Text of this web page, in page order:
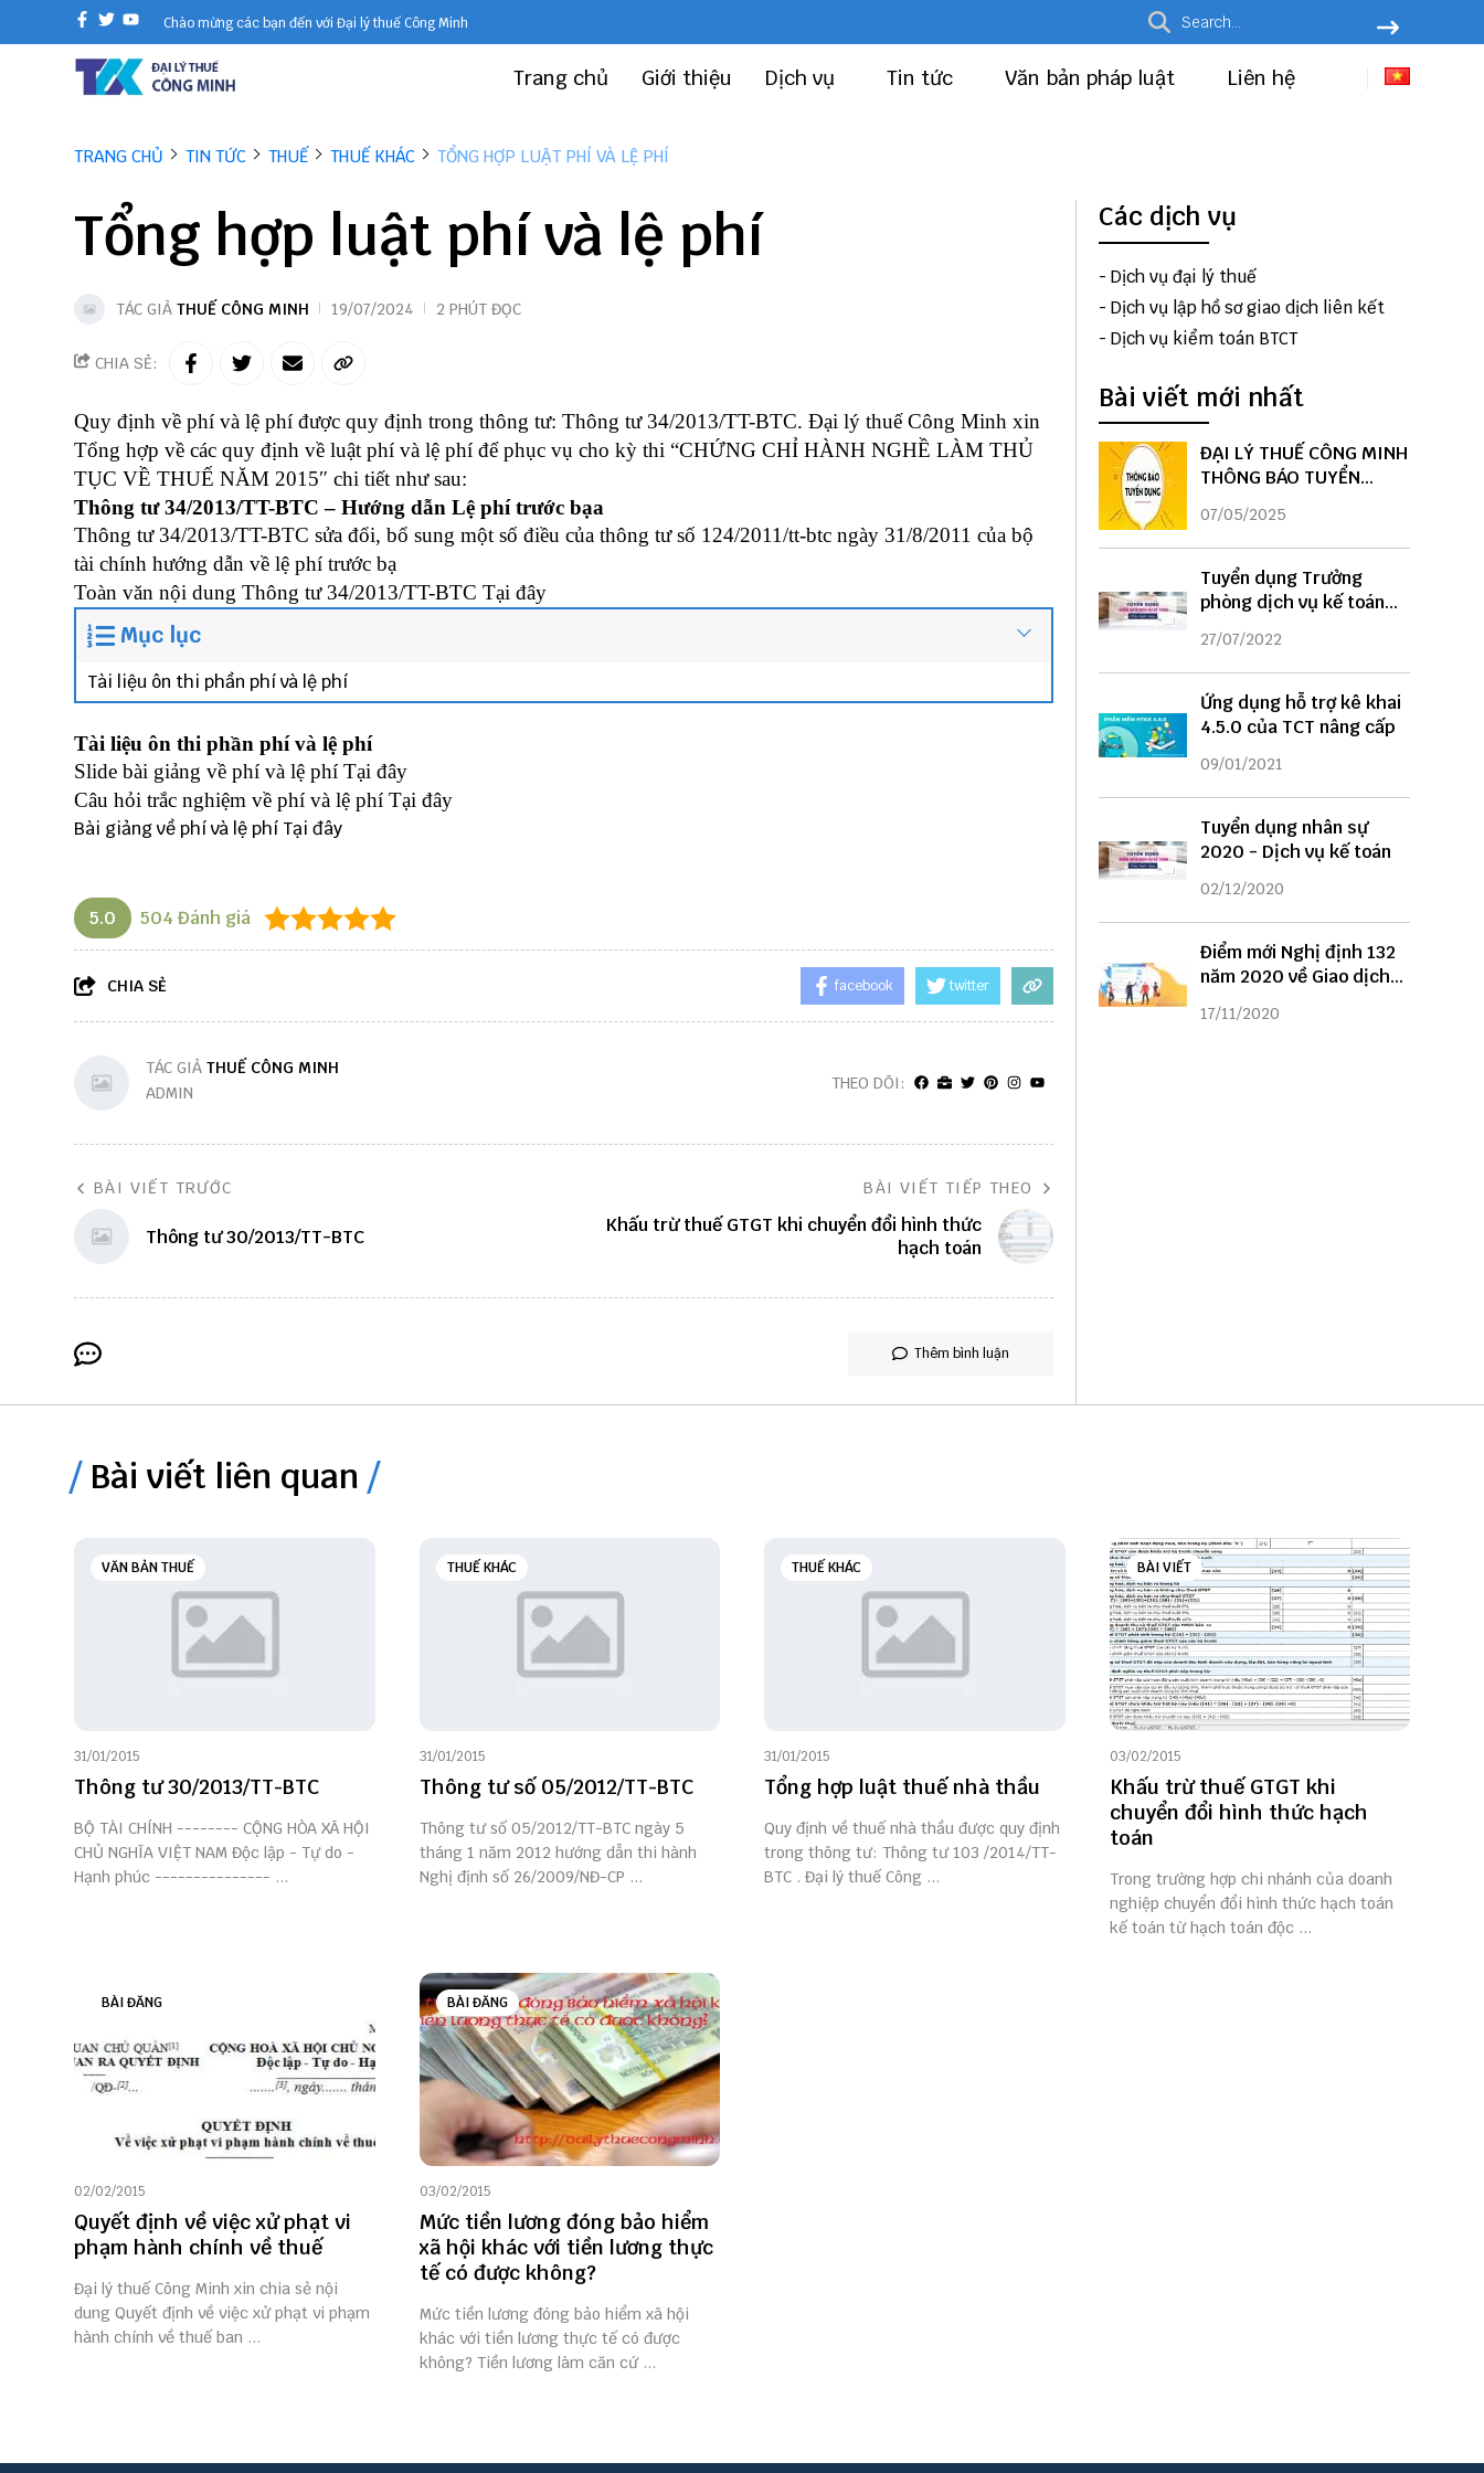
Chào mừng các bạn đến với Đại lý thuế Công Minh
Trang chủ Giới thiệu Dịch vụ Tin tức Văn bản pháp luật Liên hệ
TRANG CHỦ TIN TỨC THUẾ THUẾ KHÁC TỔNG HỢP LUẬT PHÍ VÀ LỆ PHÍ
Tổng hợp luật phí và lệ phí
TÁC GIẢ THUẾ CÔNG MINH 19/07/2024 2 PHÚT ĐỌC
CHIA SẺ:
Quy định về phí và lệ phí được quy định trong thông tư: Thông tư 34/2013/TT-BTC. Đại lý thuế Công Minh xin
Tổng hợp về các quy định về luật phí và lệ phí để phục vụ cho kỳ thi “CHỨNG CHỈ HÀNH NGHỀ LÀM THỦ
TỤC VỀ THUẾ NĂM 2015″ chi tiết như sau:
Thông tư 34/2013/TT-BTC – Hướng dẫn Lệ phí trước bạa
Thông tư 34/2013/TT-BTC sửa đổi, bổ sung một số điều của thông tư số 124/2011/tt-btc ngày 31/8/2011 của bộ
tài chính hướng dẫn về lệ phí trước bạ
Toàn văn nội dung Thông tư 34/2013/TT-BTC Tại đây
Mục lục
Tài liệu ôn thi phần phí và lệ phí
Tài liệu ôn thi phần phí và lệ phí
Slide bài giảng về phí và lệ phí Tại đây
Câu hỏi trắc nghiệm về phí và lệ phí Tại đây
Bài giảng về phí và lệ phí Tại đây
5.0 504 Đánh giá
CHIA SẺ facebook twitter
TÁC GIẢ THUẾ CÔNG MINH
ADMIN
THEO DÕI:
BÀI VIẾT TRƯỚC
Thông tư 30/2013/TT-BTC
BÀI VIẾT TIẾP THEO
Khấu trừ thuế GTGT khi chuyển đổi hình thức
hạch toán
Thêm bình luận
Các dịch vụ
- Dịch vụ đại lý thuế
- Dịch vụ lập hồ sơ giao dịch liên kết
- Dịch vụ kiểm toán BTCT
Bài viết mới nhất
ĐẠI LÝ THUẾ CÔNG MINH
THÔNG BÁO TUYỂN
DỤNG
07/05/2025
Tuyển dụng Trưởng
phòng dịch vụ kế toán
năm 2022
27/07/2022
Ứng dụng hỗ trợ kê khai
4.5.0 của TCT nâng cấp
09/01/2021
Tuyển dụng nhân sự
2020 - Dịch vụ kế toán
02/12/2020
Điểm mới Nghị định 132
năm 2020 về Giao dịch
liên kết
17/11/2020
Bài viết liên quan
VĂN BẢN THUẾ
31/01/2015
Thông tư 30/2013/TT-BTC
BỘ TÀI CHÍNH -------- CỘNG HÒA XÃ HỘI
CHỦ NGHĨA VIỆT NAM Độc lập - Tự do -
Hạnh phúc --------------- ...
THUẾ KHÁC
31/01/2015
Thông tư số 05/2012/TT-BTC
Thông tư số 05/2012/TT-BTC ngày 5
tháng 1 năm 2012 hướng dẫn thi hành
Nghị định số 26/2009/NĐ-CP ...
THUẾ KHÁC
31/01/2015
Tổng hợp luật thuế nhà thầu
Quy định về thuế nhà thầu được quy định
trong thông tư: Thông tư 103 /2014/TT-
BTC . Đại lý thuế Công ...
BÀI VIẾT
03/02/2015
Khấu trừ thuế GTGT khi
chuyển đổi hình thức hạch
toán
Trong trường hợp chi nhánh của doanh
nghiệp chuyển đổi hình thức hạch toán
kế toán từ hạch toán độc ...
BÀI ĐĂNG
02/02/2015
Quyết định về việc xử phạt vi
phạm hành chính về thuế
Đại lý thuế Công Minh xin chia sẻ nội
dung Quyết định về việc xử phạt vi phạm
hành chính về thuế ban ...
BÀI ĐĂNG
03/02/2015
Mức tiền lương đóng bảo hiểm
xã hội khác với tiền lương thực
tế có được không?
Mức tiền lương đóng bảo hiểm xã hội
khác với tiền lương thực tế có được
không? Tiền lương làm căn cứ ...